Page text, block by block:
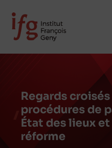
contenu
Regards
procédures de
État des lieux et
réforme